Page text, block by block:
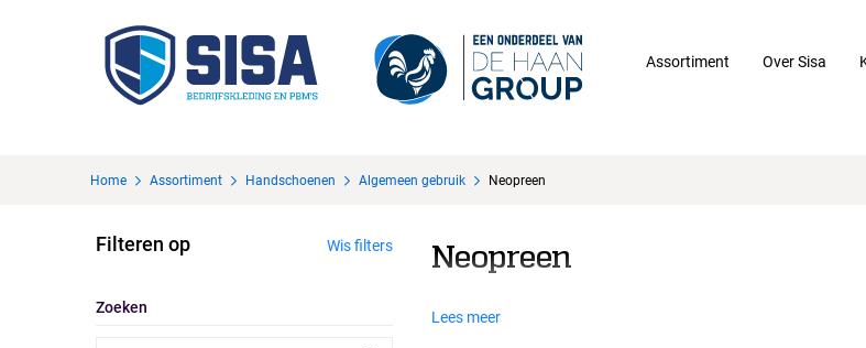
Assortiment Over Sisa
Home Assortiment Handschoenen Algemeen gebruik Neopreen
Filteren op Wis filters
Zoeken
Neopreen
Lees meer